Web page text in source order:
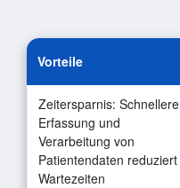
Vorteile
Zeitersparnis: Schnellere
Erfassung und
Verarbeitung von
Patientendaten reduziert
Wartezeiten